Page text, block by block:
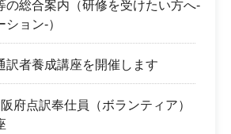
の総合案内（研修を受けたい方へ-
ョン-）
訳者養成講座を開催します
府点訳奉仕員（ボランティア）